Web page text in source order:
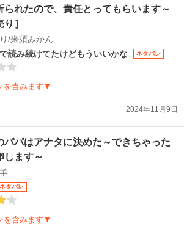
られたので、責任とってもらいます～
り］
/来須みかん
読み続けてたけどもういいかな
ネタバレ
を含みます▼
2024年11月9日
パパはアナタに決めた～できちゃった
します～
ネタバレ
を含みます▼